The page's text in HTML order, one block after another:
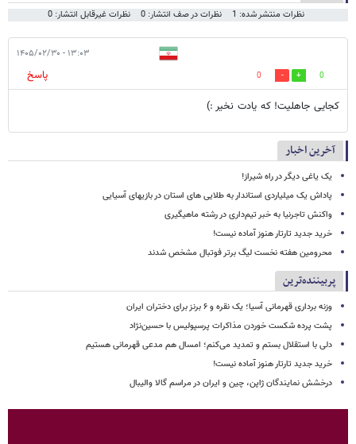
نظرات منتشر شده: 1 نظرات در صف انتشار: 0 نظرات غیرقابل انتشار: 0
۱۳:۰۳ - ۱۴۰۵/۰۲/۳۰
0
0
پاسخ
کجایی جاهلیت! که یادت نخیر :)
آخرین اخبار
یک یاغی دیگر در راه شیراز!
پاداش یک میلیاردی استاندار به طلایی های استان در بازیهای آسیایی
واکنش تاجرنیا به خبر تیم‌داری در رشته ماهیگیری
خرید جدید تارتار هنوز آماده نیست!
محرومین هفته نخست لیگ برتر فوتبال مشخص شدند
پربیننده‌ترین
وزنه برداری قهرمانی آسیا؛ یک نقره و ۶ برنز برای دختران ایران
پشت پرده شکست خوردن مذاکرات پرسپولیس با حسین‌نژاد
دلی با استقلال بستم و تمدید می‌کنم؛ امسال هم مدعی قهرمانی هستیم
خرید جدید تارتار هنوز آماده نیست!
درخشش نمایندگان ژاپن، چین و ایران در مراسم گالا والیبال